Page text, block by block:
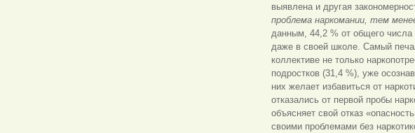
выявлена и другая
проблема наркомании, тем
данным, 44,2 % от общего числа
даже в своей школе. Самый
коллективе не только
подростков (31,4 %), уже
них желает избавиться от
отказались от первой пробы
объясняет свой отказ
своими проблемами без